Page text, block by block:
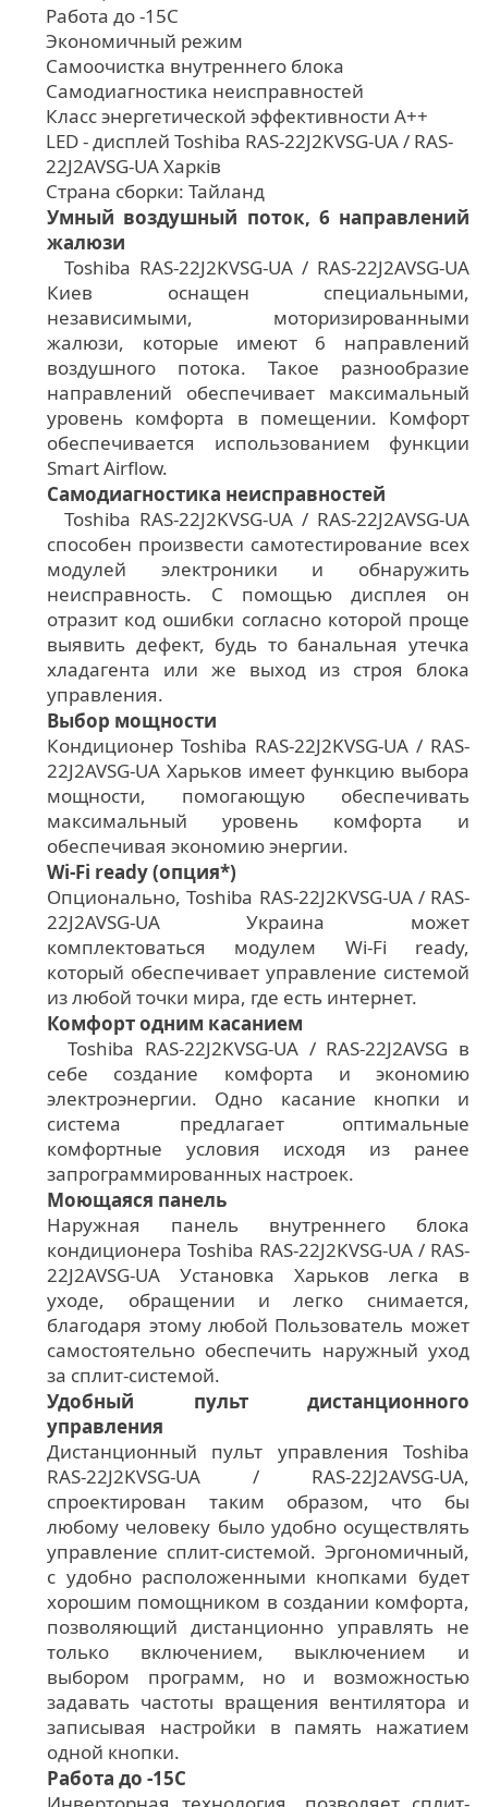
Работа до -15С
Экономичный режим
Самоочистка внутреннего блока
Самодиагностика неисправностей
Класс энергетической эффективности А++
LED - дисплей Toshiba RAS-22J2KVSG-UA / RAS-
22J2AVSG-UA Харків
Страна сборки: Тайланд
Умный воздушный поток, 6 направлений
жалюзи
Toshiba RAS-22J2KVSG-UA / RAS-22J2AVSG-UA
Киев оснащен специальными,
независимыми, моторизированными
жалюзи, которые имеют 6 направлений
воздушного потока. Такое разнообразие
направлений обеспечивает максимальный
уровень комфорта в помещении. Комфорт
обеспечивается использованием функции
Smart Airflow.
Самодиагностика неисправностей
Toshiba RAS-22J2KVSG-UA / RAS-22J2AVSG-UA
способен произвести самотестирование всех
модулей электроники и обнаружить
неисправность. С помощью дисплея он
отразит код ошибки согласно которой проще
выявить дефект, будь то банальная утечка
хладагента или же выход из строя блока
управления.
Выбор мощности
Кондиционер Toshiba RAS-22J2KVSG-UA / RAS-
22J2AVSG-UA Харьков имеет функцию выбора
мощности, помогающую обеспечивать
максимальный уровень комфорта и
обеспечивая экономию энергии.
Wi-Fi ready (опция*)
Опционально, Toshiba RAS-22J2KVSG-UA / RAS-
22J2AVSG-UA Украина может
комплектоваться модулем Wi-Fi ready,
который обеспечивает управление системой
из любой точки мира, где есть интернет.
Комфорт одним касанием
Toshiba RAS-22J2KVSG-UA / RAS-22J2AVSG в
себе создание комфорта и экономию
электроэнергии. Одно касание кнопки и
система предлагает оптимальные
комфортные условия исходя из ранее
запрограммированных настроек.
Моющаяся панель
Наружная панель внутреннего блока
кондиционера Toshiba RAS-22J2KVSG-UA / RAS-
22J2AVSG-UA Установка Харьков легка в
уходе, обращении и легко снимается,
благодаря этому любой Пользователь может
самостоятельно обеспечить наружный уход
за сплит-системой.
Удобный пульт дистанционного
управления
Дистанционный пульт управления Toshiba
RAS-22J2KVSG-UA / RAS-22J2AVSG-UA,
спроектирован таким образом, что бы
любому человеку было удобно осуществлять
управление сплит-системой. Эргономичный,
с удобно расположенными кнопками будет
хорошим помощником в создании комфорта,
позволяющий дистанционно управлять не
только включением, выключением и
выбором программ, но и возможностью
задавать частоты вращения вентилятора и
записывая настройки в память нажатием
одной кнопки.
Работа до -15С